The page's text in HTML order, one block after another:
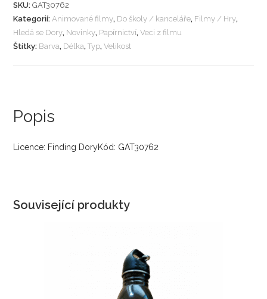
SKU:GAT30762
Kategorií:Animované filmy, Do školy / kanceláře, Filmy / Hry,
Hledá se Dory, Novinky, Papírnictví,Veci z filmu
Štítky: Barva, Délka,Typ,Velikost
Popis
Licence: Finding DoryKód: GAT30762
Související produkty